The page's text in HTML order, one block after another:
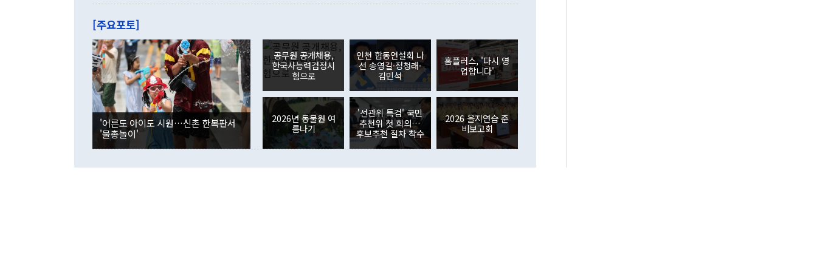
이 9월 러시아 블라디보스토크에서 열리는 '동방경제포럼(EEF)'을 언급하
며 "정부 차원에서 (참석을) 검토하고 있다"고 발언한 데 대해서도 조 장관
은 "그것은 외교부의 몫"이라며 "아직 거기까지 진도가 나가지 않았다"고
잘랐다. 정 장관이 이날 소개한 대북 구상과 설명은 정부 내 조율을 거치지
않았다는 점에서 문제가 있다. 특히 주적 표현 대체와 국호 사용, 9·19 군
사합의 복원, 4자회담 추진 등은 통일부 장관이 결정할 사안이 아니어서 월
권이라는 지적이 나오고 있다. 이 대통령은 정 장관의 업무보고를 듣고 난
뒤 "여기 업무보고에 발표했다고 승인난 건 아니다"라고 재차 확인했다. 정
부의 한 소식통은 "정 장관의 발언 내용은 대부분 국가안전보장회의(NSC)
를 거쳐 결정된 사안이 아닌 정 장관의 개인적 생각에 가깝다"며 "안보 관
련 부처 장관이 정부의 공식 정책이 아닌 사안을 추진하겠다고 업무보고를
하고 대통령의 면전에서 '국군통수권자가 나서야 한다'고 주장한 것은 심각
는 배당수입이 늘어난 데다 전월 분기배당에 따른 기저효과로 배당지급이
였던 올해 3월(369억9000만달러)을 넘어선 것이다. 직접투자에서는 내국
인의 해외투자가 80억1000만달러, 외국인의 국내투자가 46억3000만달러
각각 증가했다. 증권투자에서는 외국인의 국내 주식 매도세가 이어졌다. 외
국인의 국내 주식 투자는 차익실현 매도 등의 영향으로 316억1000만달러
감소하며 전월(-310억5000만달러)에 이어 역대 최대 순매도 기록을 다시
경신했다. 외국인의 국내 채권투자는 세계국채지수(WGBI) 자금 유입에도
분기 말 만기도래 영향으로 증가 폭이 줄어든 52억9000만달러를 기록했
다. 내국인의 해외 증권투자는 주식을 중심으로 35억6000만달러 증가했
다. eoyn2@newspim.com
[주요포토]
'어른도 아이도 시원…신촌 한복판서
'물총놀이'
공무원 공개채용,
한국사능력검정시
험으로
인천 합동연설회 나
선 송영길·정청래·
김민석
홈플러스, '다시 영
업합니다'
2026년 동물원 여
름나기
'선관위 특검' 국민
추천위 첫 회의…
후보추천 절차 착수
2026 을지연습 준
비보고회